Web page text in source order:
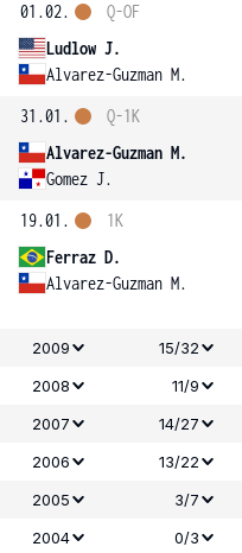
01.02.
Ludlow J.
Alvarez-Guzman M.
Q-OF
31.01.
Alvarez-Guzman M.
Gomez J.
Q-1K
19.01.
Ferraz D.
Alvarez-Guzman M.
1K
2009 15/32
2008
11/9
2007 14/27
2006
13/22
2005
3/7
2004 0/3